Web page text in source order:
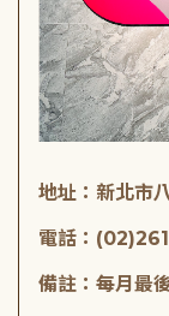
地址：新北市
電話：
備註：每月最